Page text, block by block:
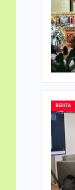
BERITA